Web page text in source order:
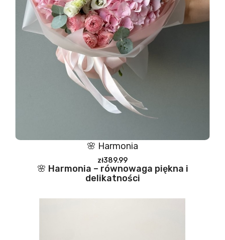
🌸 Harmonia
zł389.99
🌸 Harmonia – równowaga piękna i
delikatności